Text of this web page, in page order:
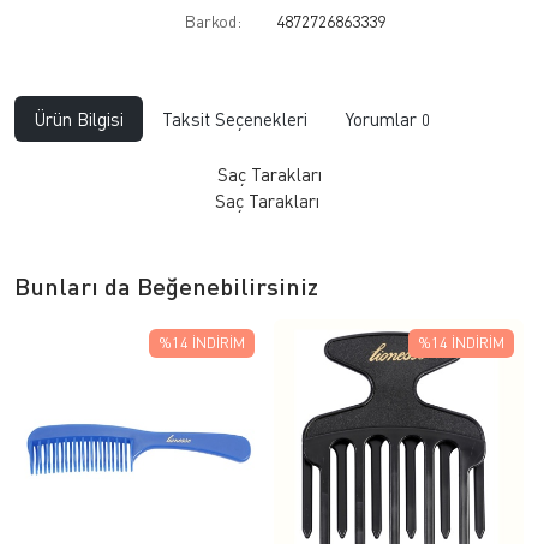
Barkod:
4872726863339
Ürün Bilgisi Taksit Seçenekleri Yorumlar 0
Saç Tarakları
​Saç Tarakları
Bunları da Beğenebilirsiniz
%14 İNDIRIM %14 İNDIRIM